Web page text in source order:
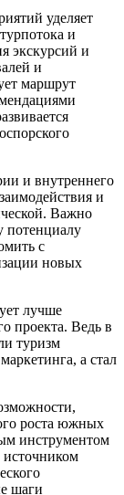
уделяет
и
экскурсий и
и
маршрут
и внутреннего
и
Важно
потенциалу
с
новых
лучше
проекта. Ведь в
туризм
а стал
роста южных
инструментом
источником
шаги